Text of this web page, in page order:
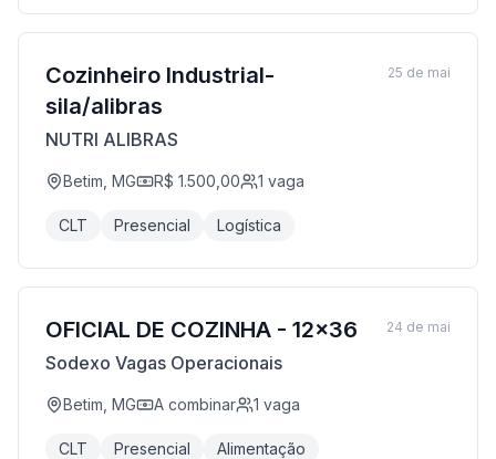
Cozinheiro Industrial-
sila/alibras
NUTRI ALIBRAS
Betim, MG R$ 1.500,00 1 vaga
CLT Presencial Logística
25 de mai
OFICIAL DE COZINHA - 12x36
Sodexo Vagas Operacionais
Betim, MG A combinar 1 vaga
CLT Presencial Alimentação
24 de mai